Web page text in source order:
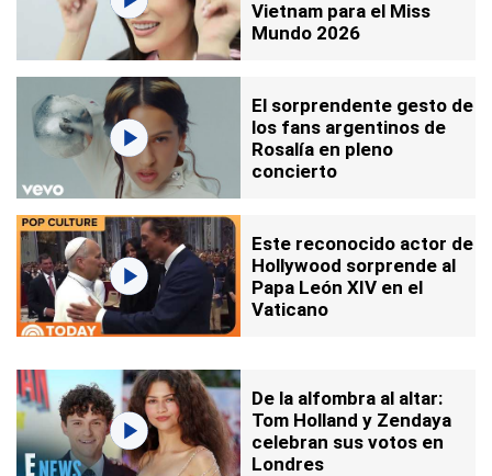
Vietnam para el Miss
Mundo 2026
El sorprendente gesto de
los fans argentinos de
Rosalía en pleno
concierto
Este reconocido actor de
Hollywood sorprende al
Papa León XIV en el
Vaticano
De la alfombra al altar:
Tom Holland y Zendaya
celebran sus votos en
Londres